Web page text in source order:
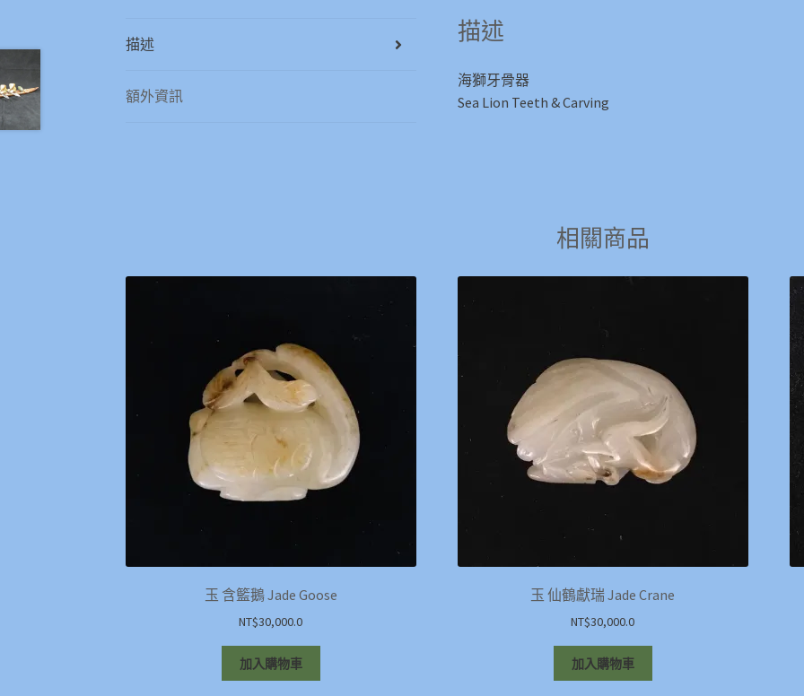
描述
額外資訊
描述
海獅牙骨器
Sea Lion Teeth & Carving
相關商品
玉 含籃鵝 Jade Goose
NT$30,000.0
加入購物車
玉 仙鶴獻瑞 Jade Crane
NT$30,000.0
加入購物車